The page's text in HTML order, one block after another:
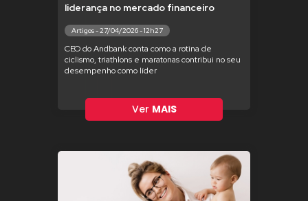
liderança no mercado financeiro
Artigos - 27/04/2026 - 12h27
CEO do Andbank conta como a rotina de
ciclismo, triathlons e maratonas contribui no seu
desempenho como líder
Ver MAIS